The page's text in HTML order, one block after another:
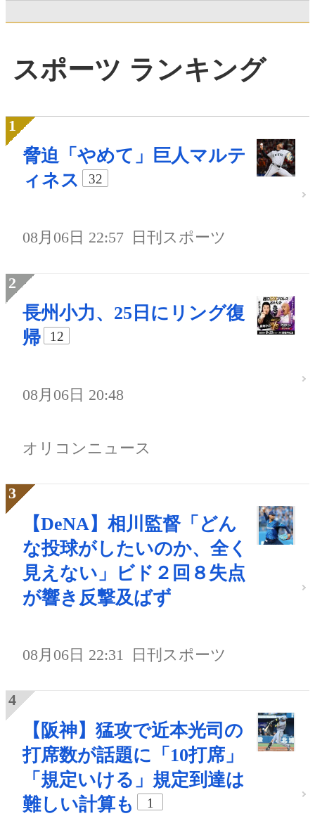
スポーツ ランキング
脅迫「やめて」巨人マルテ
ィネス
32
08月06日 22:57 日刊スポーツ
長州小力、25日にリング復
帰
12
08月06日 20:48
オリコンニュース
【DeNA】相川監督「どん
な投球がしたいのか、全く
見えない」ビド２回８失点
が響き反撃及ばず
08月06日 22:31 日刊スポーツ
【阪神】猛攻で近本光司の
打席数が話題に「10打席」
「規定いける」規定到達は
難しい計算も
1